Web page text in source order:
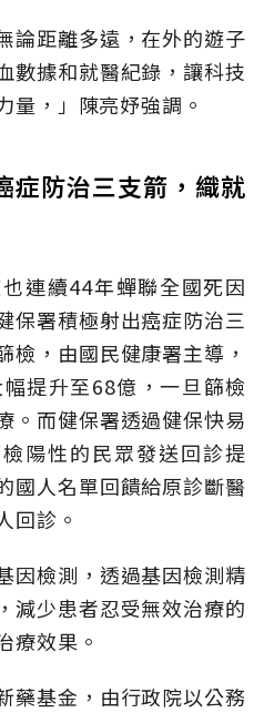
論距離多遠，在外的遊子
數據和就醫紀錄，讓科技
量，」陳亮妤強調。
症防治三支箭，織就
連續44年蟬聯全國死因
保署積極射出癌症防治三
檢，由國民健康署主導，
提升至68億，一旦篩檢
。而健保署透過健保快易
陽性的民眾發送回診提
國人名單回饋給原診斷醫
回診。
因檢測，透過基因檢測精
減少患者忍受無效治療的
療效果。
藥基金，由行政院以公務